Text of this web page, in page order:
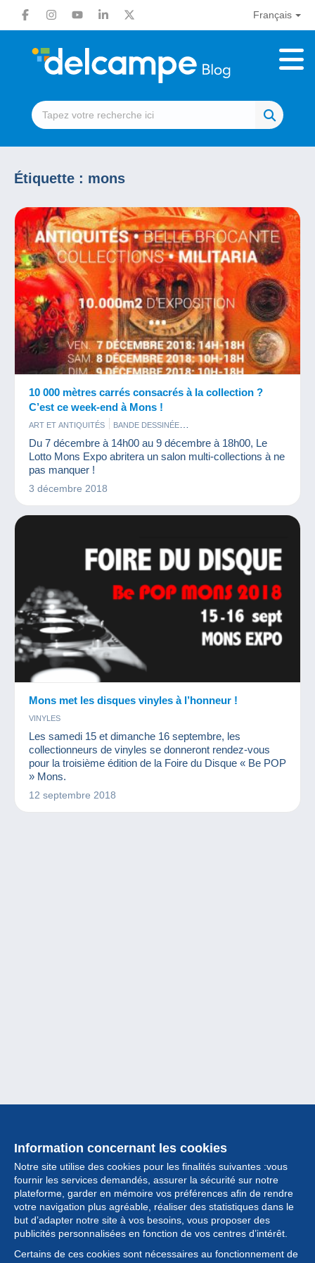
Français
Étiquette : mons
10 000 mètres carrés consacrés à la collection ?
C’est ce week-end à Mons !
ART ET ANTIQUITÉS
BANDE DESSINÉE
BISTROT ET ALIMENTATION
CARTES POSTALES
ÉVÉNEMENTS DELCAMPE
MILITARIA
PHOTOGRAPHIE
VIEUX DOCUMENTS
Du 7 décembre à 14h00 au 9 décembre à 18h00, Le
Lotto Mons Expo abritera un salon multi-collections à ne
pas manquer !
3 décembre 2018
Mons met les disques vinyles à l’honneur !
VINYLES
Les samedi 15 et dimanche 16 septembre, les
collectionneurs de vinyles se donneront rendez-vous
pour la troisième édition de la Foire du Disque « Be POP
» Mons.
12 septembre 2018
Information concernant les cookies
Notre site utilise des cookies pour les finalités suivantes :vous
fournir les services demandés, assurer la sécurité sur notre
plateforme, garder en mémoire vos préférences afin de rendre
votre navigation plus agréable, réaliser des statistiques dans le
but d’adapter notre site à vos besoins, vous proposer des
publicités personnalisées en fonction de vos centres d’intérêt.
Certains de ces cookies sont nécessaires au fonctionnement de
Collection
Actualités